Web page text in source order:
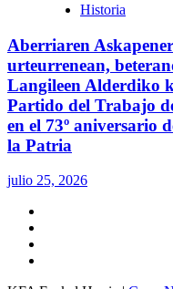
Historia
Aberriaren
urteurrenean,
Langileen Alderdiko
Partido del Trabajo
en el 73º aniversario
la Patria
julio 25, 2026